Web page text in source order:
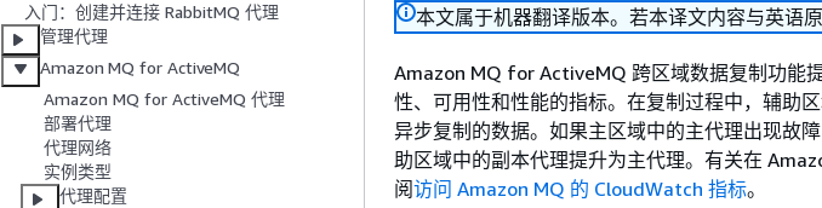
入门：创建并连接 RabbitMQ 代理
管理代理
Amazon MQ for ActiveMQ
Amazon MQ for ActiveMQ 代理
部署代理
代理网络
实例类型
代理配置
本文属于机器翻译版本。若本译文内容与英语
Amazon MQ for ActiveMQ 跨区域数据复制功能
性、可用性和性能的指标。在复制过程中，辅助
异步复制的数据。如果主区域中的主代理出现故
助区域中的副本代理提升为主代理。有关在
阅访问 Amazon MQ 的 CloudWatch 指标。